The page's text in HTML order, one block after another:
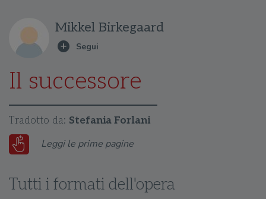
Mikkel Birkegaard
Il successore
Tradotto da: Stefania Forlani
Leggi le prime pagine
Tutti i formati dell'opera